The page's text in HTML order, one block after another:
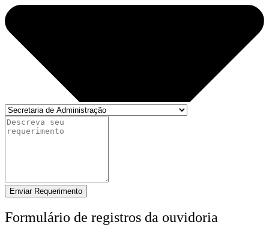
Enviar Requerimento
Formulário de registros da ouvidoria